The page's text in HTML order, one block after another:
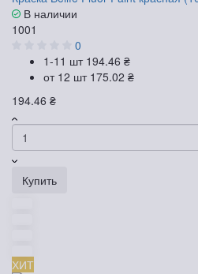
В наличии
1001
0
1-11 шт 194.46 ₴
от 12 шт 175.02 ₴
194.46 ₴
Купить
ХИТ